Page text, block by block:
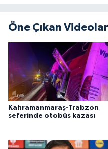
Öne Çıkan Videolar
Kahramanmaraş-Trabzon
seferinde otobüs kazası